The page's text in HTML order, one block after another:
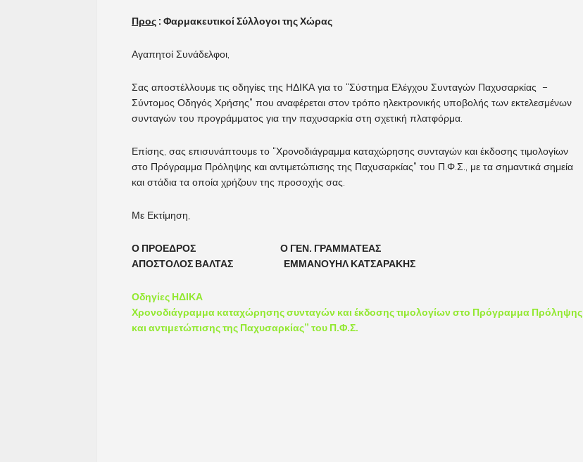
Προς : Φαρμακευτικοί Σύλλογοι της Χώρας
Αγαπητοί Συνάδελφοι,
Σας αποστέλλουμε τις οδηγίες της ΗΔΙΚΑ για το “Σύστημα Ελέγχου Συνταγών Παχυσαρκίας –
Σύντομος Οδηγός Χρήσης” που αναφέρεται στον τρόπο ηλεκτρονικής υποβολής των εκτελεσμένων
συνταγών του προγράμματος για την παχυσαρκία στη σχετική πλατφόρμα.
Επίσης, σας επισυνάπτουμε το “Χρονοδιάγραμμα καταχώρησης συνταγών και έκδοσης τιμολογίων
στο Πρόγραμμα Πρόληψης και αντιμετώπισης της Παχυσαρκίας” του Π.Φ.Σ., με τα σημαντικά σημεία
και στάδια τα οποία χρήζουν της προσοχής σας.
Με Εκτίμηση,
Ο ΠΡΟΕΔΡΟΣ Ο ΓΕΝ. ΓΡΑΜΜΑΤΕΑΣ
ΑΠΟΣΤΟΛΟΣ ΒΑΛΤΑΣ ΕΜΜΑΝΟΥΗΛ ΚΑΤΣΑΡΑΚΗΣ
Οδηγίες ΗΔΙΚΑ
Χρονοδιάγραμμα καταχώρησης συνταγών και έκδοσης τιμολογίων στο Πρόγραμμα Πρόληψης
και αντιμετώπισης της Παχυσαρκίας” του Π.Φ.Σ.